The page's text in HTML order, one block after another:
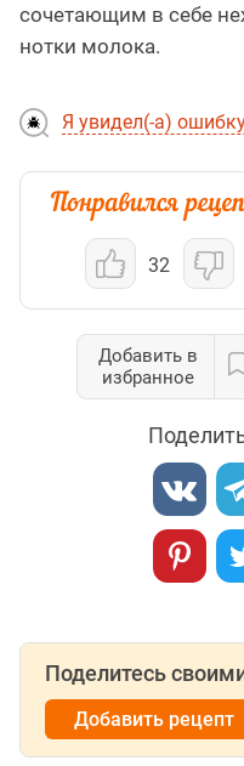
сочетающим в себе
нотки молока.
Я увидел(-а)
32
Добавить в
избранное
Поделитесь
Добавить рецепт